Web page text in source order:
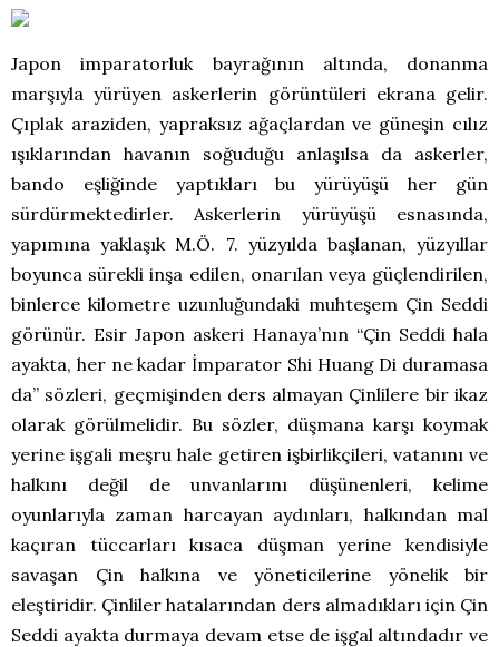
Japon imparatorluk bayrağının altında, donanma
marşıyla yürüyen askerlerin görüntüleri ekrana gelir.
Çıplak araziden, yapraksız ağaçlardan ve güneşin cılız
ışıklarından havanın soğuduğu anlaşılsa da askerler,
bando eşliğinde yaptıkları bu yürüyüşü her gün
sürdürmektedirler. Askerlerin yürüyüşü esnasında,
yapımına yaklaşık M.Ö. 7. yüzyılda başlanan, yüzyıllar
boyunca sürekli inşa edilen, onarılan veya güçlendirilen,
binlerce kilometre uzunluğundaki muhteşem Çin Seddi
görünür. Esir Japon askeri Hanaya’nın “Çin Seddi hala
ayakta, her ne kadar İmparator Shi Huang Di duramasa
da” sözleri, geçmişinden ders almayan Çinlilere bir ikaz
olarak görülmelidir. Bu sözler, düşmana karşı koymak
yerine işgali meşru hale getiren işbirlikçileri, vatanını ve
halkını değil de unvanlarını düşünenleri, kelime
oyunlarıyla zaman harcayan aydınları, halkından mal
kaçıran tüccarları kısaca düşman yerine kendisiyle
savaşan Çin halkına ve yöneticilerine yönelik bir
eleştiridir. Çinliler hatalarından ders almadıkları için Çin
Seddi ayakta durmaya devam etse de işgal altındadır ve